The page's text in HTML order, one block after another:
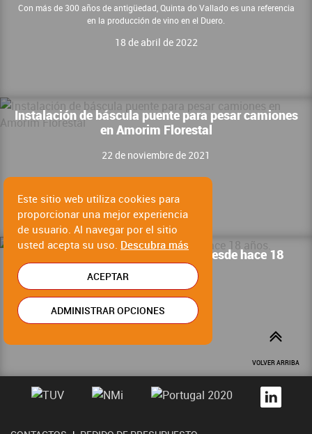
Con más de 300 años de antigüedad, Quinta do Vallado es una referencia
en la producción de vino en el Duero.
18 de abril de 2022
Instalación de báscula puente para pesar camiones
en Amorim Florestal
22 de noviembre de 2021
Brasmar es cliente de Barcelbal desde hace 18
años.
Clientes Barcelbal
25 de junio de 2021
VOLVER ARRIBA
Este sitio web utiliza cookies para
proporcionar una mejor experiencia
de usuario. Al navegar por el sitio
usted acepta su uso. Descubra más
ACEPTAR
ADMINISTRAR OPCIONES